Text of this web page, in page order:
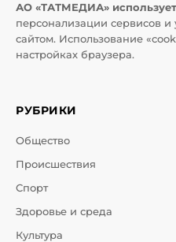
АО «ТАТМЕДИА»
персонализации сервисов и
сайтом. Использование
настройках браузера.
РУБРИКИ
Общество
Происшествия
Спорт
Здоровье и среда
Культура